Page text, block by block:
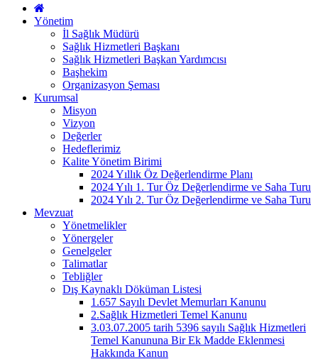
Yönetim
İl Sağlık Müdürü
Sağlık Hizmetleri Başkanı
Sağlık Hizmetleri Başkan Yardımcısı
Başhekim
Organizasyon Şeması
Kurumsal
Misyon
Vizyon
Değerler
Hedeflerimiz
Kalite Yönetim Birimi
2024 Yıllık Öz Değerlendirme Planı
2024 Yılı 1. Tur Öz Değerlendirme ve Saha Turu
2024 Yılı 2. Tur Öz Değerlendirme ve Saha Turu
Mevzuat
Yönetmelikler
Yönergeler
Genelgeler
Talimatlar
Tebliğler
Dış Kaynaklı Döküman Listesi
1.657 Sayılı Devlet Memurları Kanunu
2.Sağlık Hizmetleri Temel Kanunu
3.03.07.2005 tarih 5396 sayılı Sağlık Hizmetleri
Temel Kanununa Bir Ek Madde Eklenmesi
Hakkında Kanun